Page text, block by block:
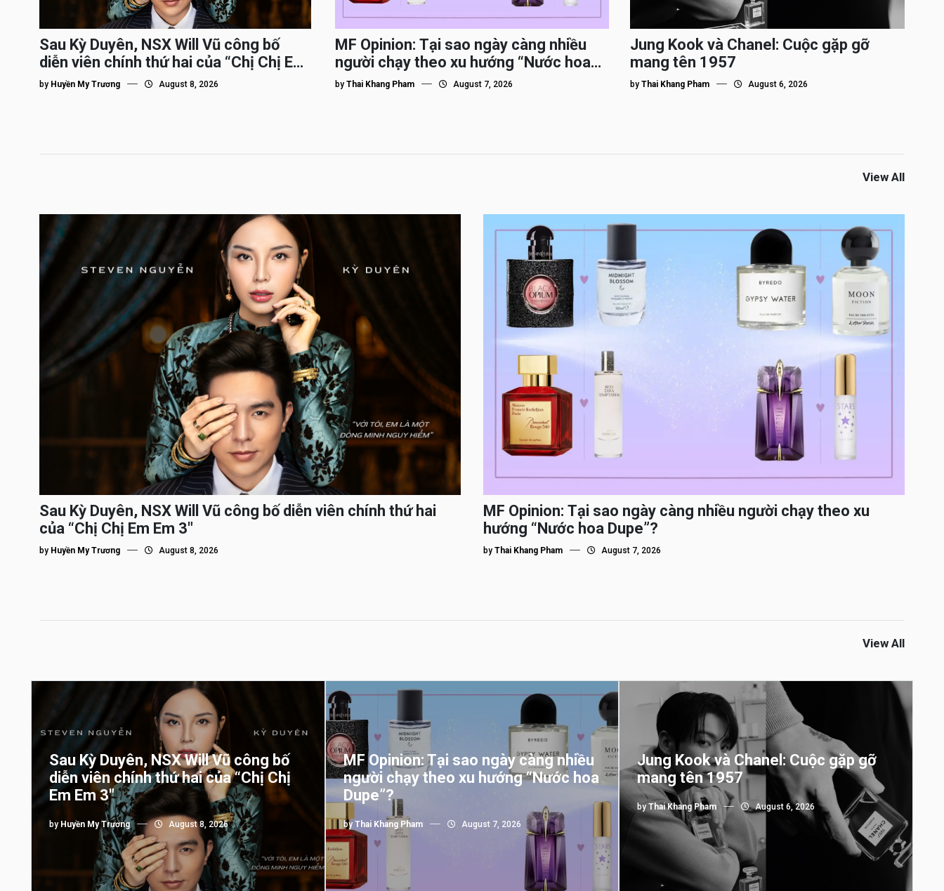
Sau Kỳ Duyên, NSX Will Vũ công bố
diễn viên chính thứ hai của “Chị Chị Em
Em 3″
by Huyền My Trương August 8, 2026
MF Opinion: Tại sao ngày càng nhiều
người chạy theo xu hướng “Nước hoa
Dupe”?
by Thai Khang Pham August 7, 2026
Jung Kook và Chanel: Cuộc gặp gỡ
mang tên 1957
byThai Khang Pham August 6, 2026
View All
Sau Kỳ Duyên, NSX Will Vũ công bố diễn viên chính thứ hai
của “Chị Chị Em Em 3″
by Huyền My Trương August 8, 2026
MF Opinion: Tại sao ngày càng nhiều người chạy theo xu
hướng “Nước hoa Dupe”?
by Thai Khang Pham August 7, 2026
View All
Sau Kỳ Duyên, NSX Will Vũ công bố
diễn viên chính thứ hai của “Chị Chị
Em Em 3″
by Huyền My Trương August 8, 2026
MF Opinion: Tại sao ngày càng nhiều
người chạy theo xu hướng “Nước hoa
Dupe”?
by Thai Khang Pham August 7, 2026
Jung Kook và Chanel: Cuộc gặp gỡ
mang tên 1957
byThai Khang Pham August 6, 2026